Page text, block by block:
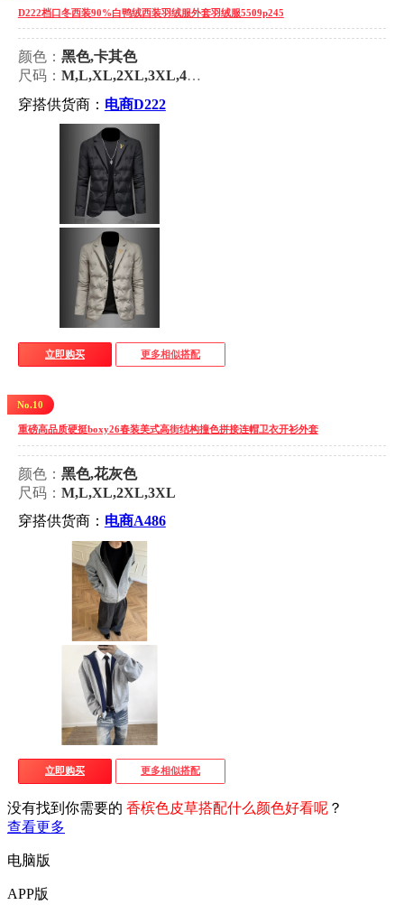
D222档口冬西装90%白鸭绒西装羽绒服外套羽绒服5509p245
颜色： 黑色,卡其色
尺码： M,L,XL,2XL,3XL,4XL
穿搭供货商： 电商D222
立即购买 更多相似搭配
No.10
重磅高品质硬挺boxy26春装美式高街结构撞色拼接连帽卫衣开衫外套
颜色： 黑色,花灰色
尺码： M,L,XL,2XL,3XL
穿搭供货商： 电商A486
立即购买 更多相似搭配
没有找到你需要的 香槟色皮草搭配什么颜色好看呢 ？
查看更多
电脑版
APP版